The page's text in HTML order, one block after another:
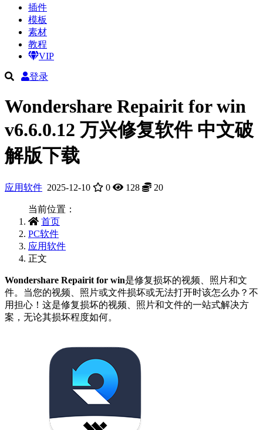
插件
模板
素材
教程
VIP
登录
Wondershare Repairit for win
v6.6.0.12 万兴修复软件 中文破
解版下载
应用软件 2025-12-10 0 128 20
当前位置：
首页
PC软件
应用软件
正文
Wondershare Repairit for win是修复损坏的视频、照片和文
件。当您的视频、照片或文件损坏或无法打开时该怎么办？不
用担心！这是修复损坏的视频、照片和文件的一站式解决方
案，无论其损坏程度如何。